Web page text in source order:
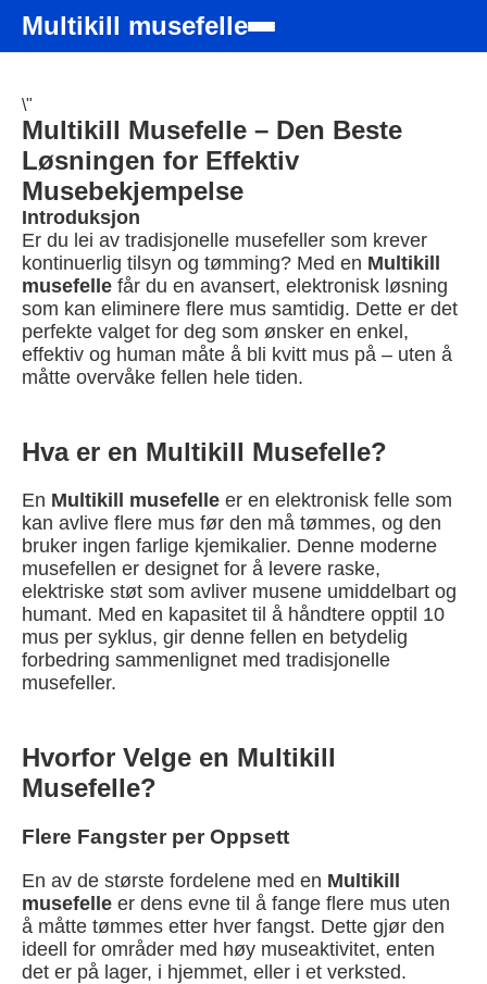
Multikill musefelle
\"
Multikill Musefelle – Den Beste
Løsningen for Effektiv
Musebekjempelse
Introduksjon
Er du lei av tradisjonelle musefeller som krever
kontinuerlig tilsyn og tømming? Med en Multikill
musefelle får du en avansert, elektronisk løsning
som kan eliminere flere mus samtidig. Dette er det
perfekte valget for deg som ønsker en enkel,
effektiv og human måte å bli kvitt mus på – uten å
måtte overvåke fellen hele tiden.
Hva er en Multikill Musefelle?
En Multikill musefelle er en elektronisk felle som
kan avlive flere mus før den må tømmes, og den
bruker ingen farlige kjemikalier. Denne moderne
musefellen er designet for å levere raske,
elektriske støt som avliver musene umiddelbart og
humant. Med en kapasitet til å håndtere opptil 10
mus per syklus, gir denne fellen en betydelig
forbedring sammenlignet med tradisjonelle
musefeller.
Hvorfor Velge en Multikill
Musefelle?
Flere Fangster per Oppsett
En av de største fordelene med en Multikill
musefelle er dens evne til å fange flere mus uten
å måtte tømmes etter hver fangst. Dette gjør den
ideell for områder med høy museaktivitet, enten
det er på lager, i hjemmet, eller i et verksted.